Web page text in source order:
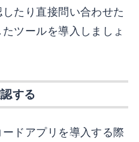
たり直接問い合わせた
ツールを導入しましょ
する
ドアプリを導入する際